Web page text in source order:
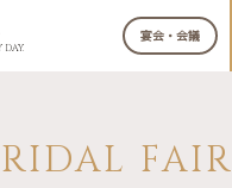
DAY.
宴会・会議
FAIR